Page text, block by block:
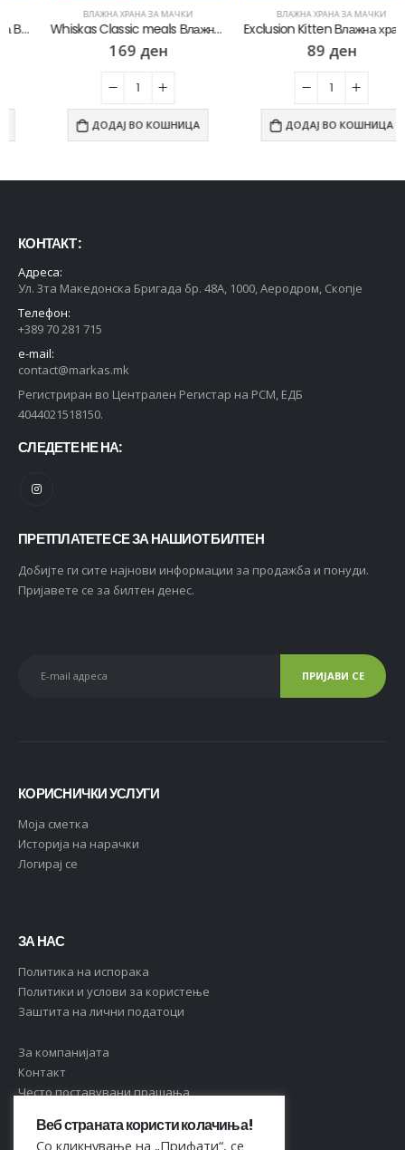
ВЛАЖНА ХРАНА ЗА МАЧКИ
Whiskas Classic meals Влажна храна за Возрасни мачки со Парчиња Говедско и Пилешко во сос [Кесичка 4×85гр]
ден
ДОДАЈ ВО КОШНИЦА
ВЛАЖНА ХРАНА ЗА МАЧКИ
Exclusion Kitten Влажна храна за Маченца во развој со Пилешко пате [Конзерва 85гр]
ден
ДОДАЈ ВО КОШНИЦА
КОНТАКТ :
Адреса:
Ул. 3та Македонска Бригада бр. 48А, 1000, Аеродром, Скопје
Телефон:
+389 70 281 715
e-mail:
contact@markas.mk
Регистриран во Централен Регистар на РСМ, ЕДБ
4044021518150.
СЛЕДЕТЕ НЕ НА:
ПРЕТПЛАТЕТЕ СЕ ЗА НАШИОТ БИЛТЕН
Добијте ги сите најнови информации за продажба и понуди.
Пријавете се за билтен денес.
КОРИСНИЧКИ УСЛУГИ
Moja сметка
Историја на нарачки
Логирај се
ЗА НАС
Политика на испорака
Политики и услови за користење
Заштита на лични податоци
За компанијата
Контакт
Често поставувани прашања
Веб страната користи колачиња!
Со кликнување на „Прифати“, се